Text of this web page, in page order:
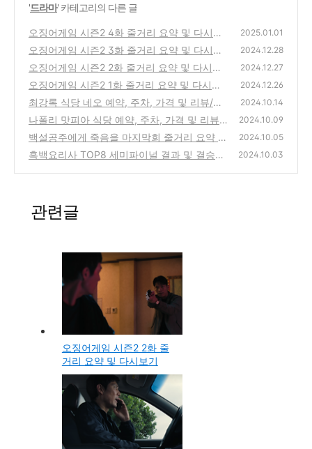
'드라마' 카테고리의 다른 글
오징어게임 시즌2 4화 줄거리 요약 및 다시보
기
(1)
2025.01.01
오징어게임 시즌2 3화 줄거리 요약 및 다시보
기
(0)
2024.12.28
오징어게임 시즌2 2화 줄거리 요약 및 다시보
기
(0)
2024.12.27
오징어게임 시즌2 1화 줄거리 요약 및 다시보
기
(1)
2024.12.26
최강록 식당 네오 예약, 주차, 가격 및 리뷰/평
점 총정리(식당 네오)
(4)
2024.10.14
나폴리 맛피아 식당 예약, 주차, 가격 및 리뷰/
평점 총정리(비아 톨레도 파스타바)
(24)
2024.10.09
백설공주에게 죽음을 마지막회 줄거리 요약 및
무료 다시보기
(3)
2024.10.05
흑백요리사 TOP8 세미파이널 결과 및 결승전
2024.10.03
관련글
오징어게임 시즌2 2화 줄
거리 요약 및 다시보기